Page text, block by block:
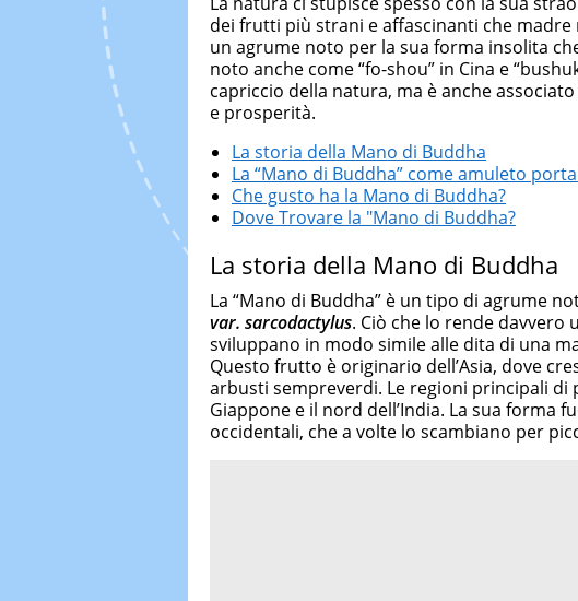
focus su Costume & Società, Moda e
dei frutti più strani e affascinanti che madre
un agrume noto per la sua forma insolita
noto anche come “fo-shou” in Cina e
capriccio della natura, ma è anche
e prosperità.
La storia della Mano di Buddha
La “Mano di Buddha” come amuleto
Che gusto ha la Mano di Buddha?
Dove Trovare la "Mano di Buddha?
La storia della Mano di Buddha
La “Mano di Buddha” è un tipo di agrume
var. sarcodactylus. Ciò che lo rende davvero
sviluppano in modo simile alle dita di una
Questo frutto è originario dell’Asia, dove
arbusti sempreverdi. Le regioni principali di
Giappone e il nord dell’India. La sua forma
occidentali, che a volte lo scambiano per